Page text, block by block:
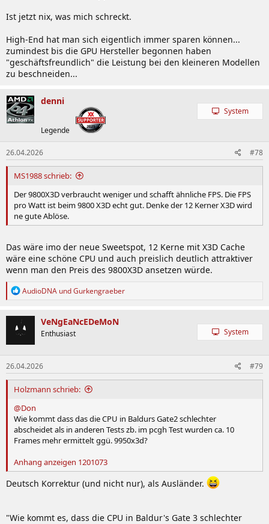
Ist jetzt nix, was mich schreckt.
High-End hat man sich eigentlich immer sparen können...
zumindest bis die GPU Hersteller begonnen haben
"geschäftsfreundlich" die Leistung bei den kleineren Modellen
zu beschneiden...
denni
Legende
System
26.04.2026 #78
MS1988 schrieb:
Der 9800X3D verbraucht weniger und schafft ähnliche FPS. Die FPS
pro Watt ist beim 9800 X3D echt gut. Denke der 12 Kerner X3D wird
ne gute Ablöse.
Das wäre imo der neue Sweetspot, 12 Kerne mit X3D Cache
wäre eine schöne CPU und auch preislich deutlich attraktiver
wenn man den Preis des 9800X3D ansetzen würde.
R
k
t
i
o
n
e
n
:
AudioDNA undGurkengraeber
VeNgEaNcEDeMoN
Enthusiast System
26.04.2026 #79
Holzmann schrieb:
@Don
Wie kommt dass das die CPU in Baldurs Gate2 schlechter
abscheidet als in anderen Tests zb. im pcgh Test wurden ca. 10
Frames mehr ermittelt ggü. 9950x3d?
Anhang anzeigen 1201073
Deutsch Korrektur (und nicht nur), als Ausländer.
"Wie kommt es, dass die CPU in Baldur's Gate 3 schlechter